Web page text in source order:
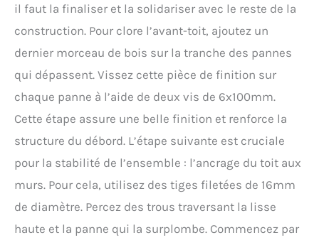
il faut la finaliser et la solidariser avec le reste de la
construction. Pour clore l’avant-toit, ajoutez un
dernier morceau de bois sur la tranche des pannes
qui dépassent. Vissez cette pièce de finition sur
chaque panne à l’aide de deux vis de 6x100mm.
Cette étape assure une belle finition et renforce la
structure du débord. L’étape suivante est cruciale
pour la stabilité de l’ensemble : l’ancrage du toit aux
murs. Pour cela, utilisez des tiges filetées de 16mm
de diamètre. Percez des trous traversant la lisse
haute et la panne qui la surplombe. Commencez par